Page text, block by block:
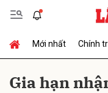
Mới nhất Chính
Gia hạn
Gửi bình luận